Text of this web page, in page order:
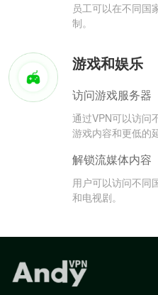
员工可以在不同国
制。
游戏和娱乐
访问游戏服务器
通过VPN可以访问
游戏内容和更低的
解锁流媒体内容
用户可以访问不同
和电视剧。